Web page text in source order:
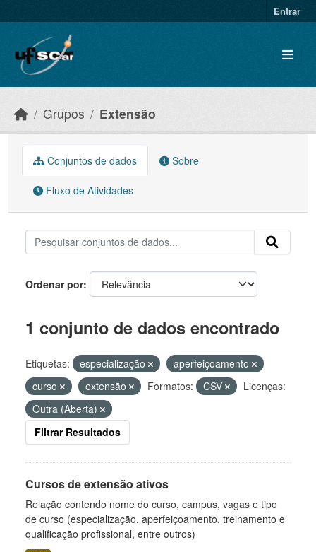
Entrar
Grupos Extensão
Conjuntos de dados Sobre
Fluxo de Atividades
Ordenar por
1 conjunto de dados encontrado
Etiquetas: especialização
aperfeiçoamento
curso
extensão Formatos: CSV
Licenças:
Outra (Aberta)
Filtrar Resultados
Cursos de extensão ativos
Relação contendo nome do curso, campus, vagas e tipo
de curso (especialização, aperfeiçoamento, treinamento e
qualificação profissional, entre outros)